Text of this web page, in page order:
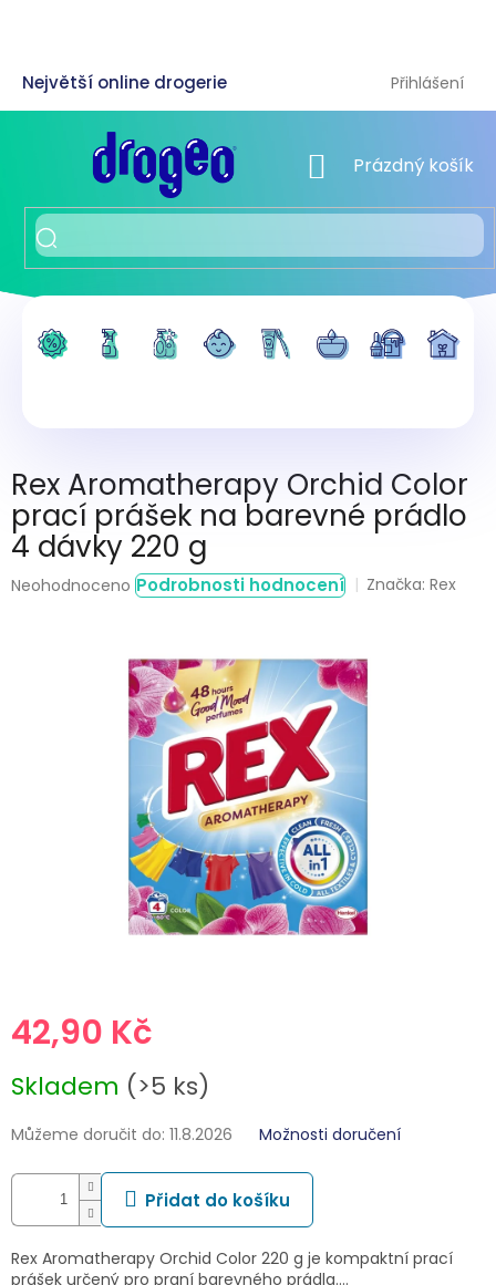
Přihlášení
NÁKUPNÍ KOŠÍK
Prázdný košík
Rex Aromatherapy Orchid Color
prací prášek na barevné prádlo
4 dávky 220 g
Průměrné
Neohodnoceno Podrobnosti hodnocení Značka:Rex
42,90 Kč
cena:
Skladem (>5 ks)
Můžeme doručit do: 11.8.2026 Možnosti doručení
Přidat do košíku
Rex Aromatherapy Orchid Color 220 g je kompaktní prací
prášek určený pro praní barevného prádla.…